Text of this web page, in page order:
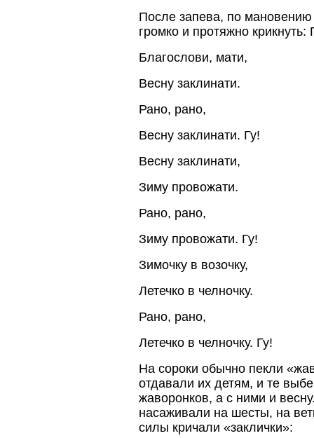
После запева, по
громко и протяжно крикнуть:
Благослови, мати,
Весну заклинати.
Рано, рано,
Весну заклинати. Гу!
Весну заклинати,
Зиму провожати.
Рано, рано,
Зиму провожати. Гу!
Зимочку в возочку,
Летечко в челночку.
Рано, рано,
Летечко в челночку. Гу!
На сороки обычно пекли
отдавали их детям, и те
жаворонков, а с ними и
насаживали на шесты, на
силы кричали «заклички»: